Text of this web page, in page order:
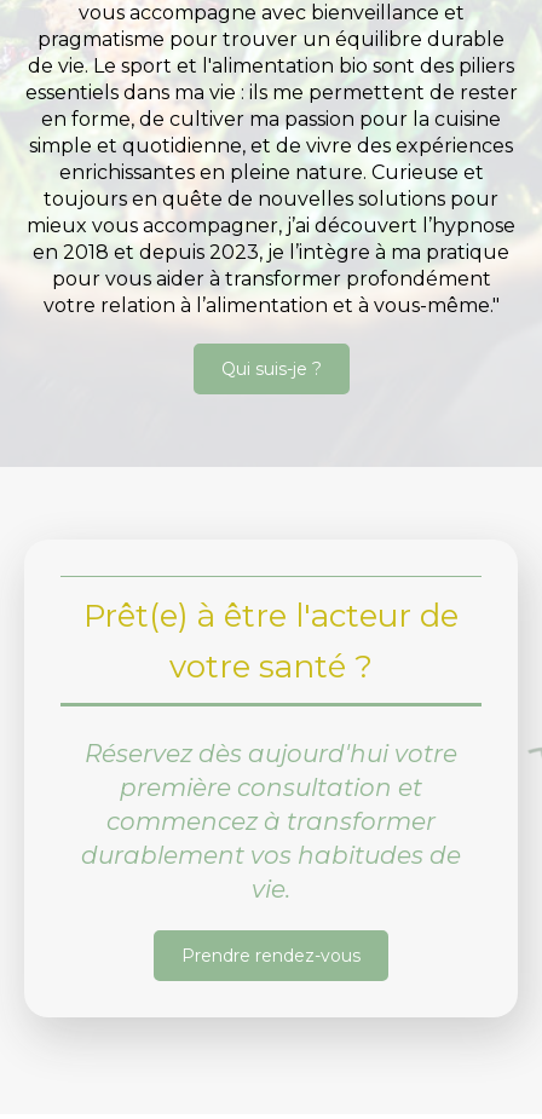
vous accompagne avec bienveillance et
pragmatisme pour trouver un équilibre durable
de vie. Le sport et l'alimentation bio sont des piliers
essentiels dans ma vie : ils me permettent de rester
en forme, de cultiver ma passion pour la cuisine
simple et quotidienne, et de vivre des expériences
enrichissantes en pleine nature. Curieuse et
toujours en quête de nouvelles solutions pour
mieux vous accompagner, j’ai découvert l’hypnose
en 2018 et depuis 2023, je l’intègre à ma pratique
pour vous aider à transformer profondément
votre relation à l’alimentation et à vous-même."
Qui suis-je ?
Prêt(e) à être l'acteur de
votre santé ?
Réservez dès aujourd'hui votre
première consultation et
commencez à transformer
durablement vos habitudes de
vie.
Prendre rendez-vous